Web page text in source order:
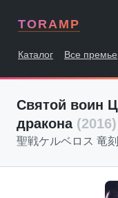
TORAMP
Каталог Все
Святой воин
дракона (2016)
聖戦ケルベロス 竜